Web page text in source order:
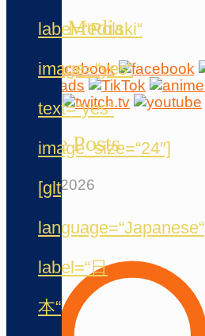
label=“Polski“
image=“yes“
text=“yes“
image_size=“24″]
[glt
language=“Japanese“
label=“日
本“
Social Media
Neuste Posts
23. Mai 2026